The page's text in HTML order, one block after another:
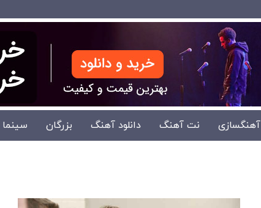
آهنگسازی نت آهنگ دانلود آهنگ بزرگان سینما